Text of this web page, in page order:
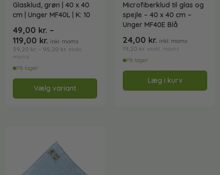
Glasklud, grøn | 40 x 40
cm | Unger MF40L | K: 10
49,00 kr. –
119,00 kr. inkl. moms
39,20 kr. – 95,20 kr. ekskl.
moms
På lager
Vælg variant
Microfiberklud til glas og
spejle – 40 x 40 cm –
Unger MF40E Blå
24,00 kr. inkl. moms
19,20 kr. ekskl. moms
På lager
Læg i kurv